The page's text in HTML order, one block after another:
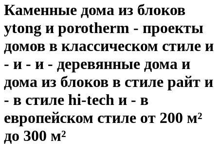
Каменные дома из блоков
ytong и porotherm - проекты
домов в классическом стиле и
- и - и - деревянные дома и
дома из блоков в стиле райт и
- в стиле hi-tech и - в
европейском стиле от 200 м²
до 300 м²